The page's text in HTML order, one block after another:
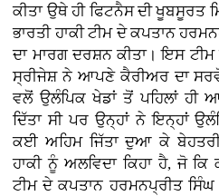
ਕੀਤਾ ਉਥੇ ਹੀ ਫਿਟਨੈਸ ਦੀ ਖੂਬਸੂਰਤ
ਭਾਰਤੀ ਹਾਕੀ ਟੀਮ ਦੇ ਕਪਤਾਨ
ਦਾ ਮਾਰਗ ਦਰਸ਼ਨ ਕੀਤਾ। ਇਸ
ਸ੍ਰੀਜੇਸ਼ ਨੇ ਆਪਣੇ ਕੈਰੀਅਰ ਦਾ
ਵਲੋਂ ਉਲੰਪਿਕ ਖੇਡਾਂ ਤੋਂ ਪਹਿਲਾਂ
ਦਿੱਤਾ ਸੀ ਪਰ ਉਨ੍ਹਾਂ ਨੇ ਇਨ੍ਹਾਂ
ਕਈ ਅਹਿਮ ਜਿੱਤਾ ਦੁਆ ਕੇ
ਹਾਕੀ ਨੂੰ ਅਲਵਿਦਾ ਕਿਹਾ ਹੈ, ਜੋ ਕਿ
ਟੀਮ ਦੇ ਕਪਤਾਨ ਹਰਮਨਪ੍ਰੀਤ